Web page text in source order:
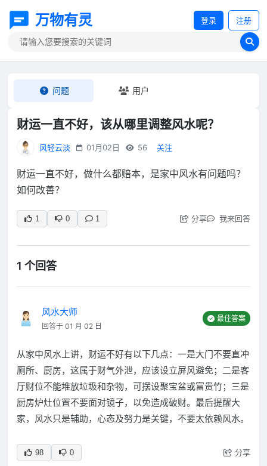
万物有灵 登录 注册
问题 用户
财运一直不好，该从哪里调整风水呢？
风轻云淡 01月02日 56 关注
财运一直不好，做什么都赔本，是家中风水有问题吗？
如何改善？
1 0 1 分享 我来回答
1 个回答
风水大师
回答于 01 月 02 日
最佳答案
从家中风水上讲，财运不好有以下几点：一是大门不要直冲
厕所、厨房，这属于财气外泄，应该设立屏风避免；二是客
厅财位不能堆放垃圾和杂物，可摆设聚宝盆或富贵竹；三是
厨房炉灶位置不要面对镜子，以免造成破财。最后提醒大
家，风水只是辅助，心态及努力是关键，不要太依赖风水。
98 0 分享